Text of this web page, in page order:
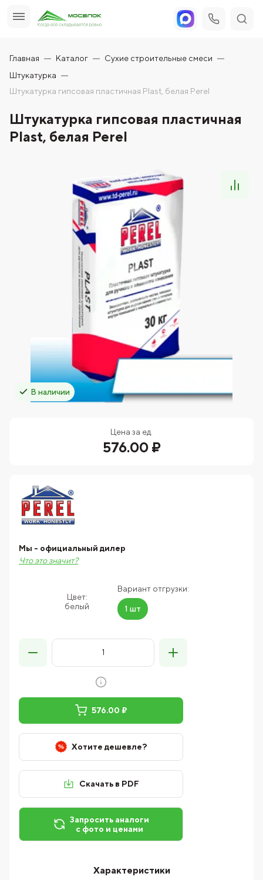
Главная Каталог
Сухие строительные смеси
Штукатурка
Штукатурка гипсовая пластичная Plast, белая Perel
Штукатурка гипсовая пластичная
Plast, белая Perel
В наличии
Цена за ед.
576.00 ₽
Цвет:
белый
Вариант отгрузки:
1 шт
Мы - официальный дилер
Что это значит?
576.00 ₽
Хотите дешевле?
Скачать в PDF
Запросить аналоги
с фото и ценами
Характеристики